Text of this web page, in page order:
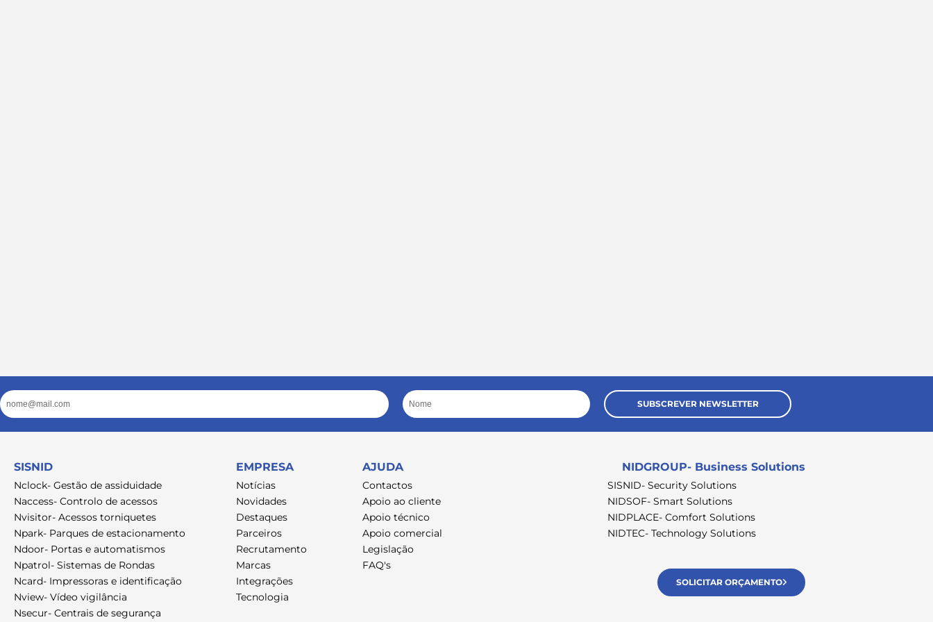
Email Nome
SUBSCREVER NEWSLETTER
SISNID
Nclock- Gestão de assiduidade
Naccess- Controlo de acessos
Nvisitor- Acessos torniquetes
Npark- Parques de estacionamento
Ndoor- Portas e automatismos
Npatrol- Sistemas de Rondas
Ncard- Impressoras e identificação
Nview- Vídeo vigilância
Nsecur- Centrais de segurança
EMPRESA
Notícias
Novidades
Destaques
Parceiros
Recrutamento
Marcas
Integrações
Tecnologia
AJUDA
Contactos
Apoio ao cliente
Apoio técnico
Apoio comercial
Legislação
FAQ's
NIDGROUP- Business Solutions
SISNID- Security Solutions
NIDSOF- Smart Solutions
NIDPLACE- Comfort Solutions
NIDTEC- Technology Solutions
SOLICITAR ORÇAMENTO